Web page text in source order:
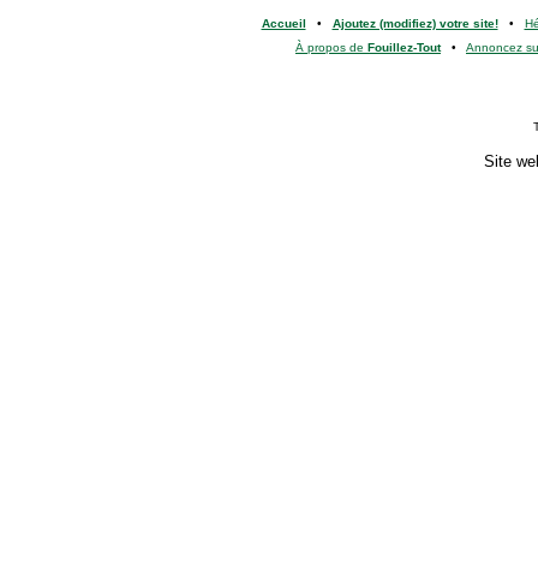
Accueil • Ajoutez (modifiez) votre site!•
À propos de Fouillez-Tout• Annoncez
Site